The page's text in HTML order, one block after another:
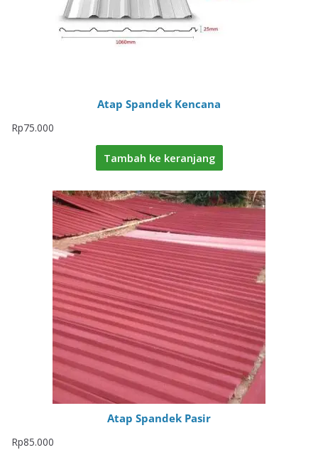
Atap Spandek Kencana
Rp75.000
Tambah ke keranjang
Atap Spandek Pasir
Rp85.000